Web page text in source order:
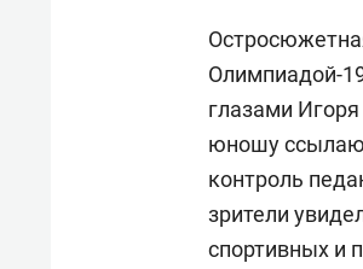
Олимпиадой-
глазами
юношу
контроль
зрители
спортивных и